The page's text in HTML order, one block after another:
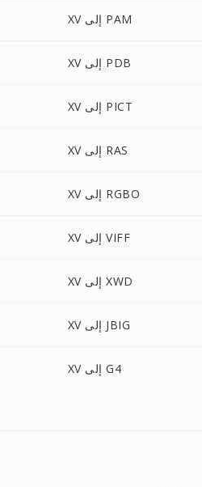
XV إلى PAM
XV إلى PDB
XV إلى PICT
XV إلى RAS
XV إلى RGBO
XV إلى VIFF
XV إلى XWD
XV إلى JBIG
XV إلى G4